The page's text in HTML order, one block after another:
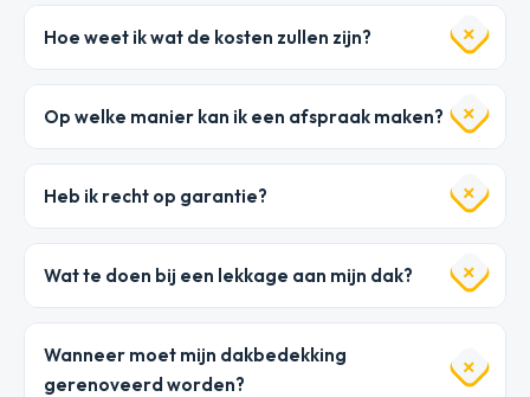
Hoe weet ik wat de kosten zullen zijn?
Op welke manier kan ik een afspraak maken?
Heb ik recht op garantie?
Wat te doen bij een lekkage aan mijn dak?
Wanneer moet mijn dakbedekking
gerenoveerd worden?